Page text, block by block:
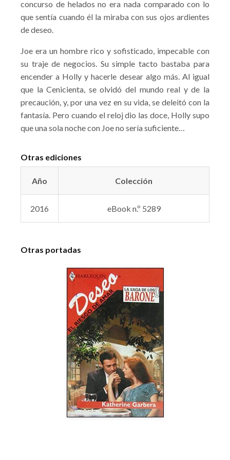
concurso de helados no era nada comparado con lo
que sentía cuando él la miraba con sus ojos ardientes
de deseo.
Joe era un hombre rico y sofisticado, impecable con
su traje de negocios. Su simple tacto bastaba para
encender a Holly y hacerle desear algo más. Al igual
que la Cenicienta, se olvidó del mundo real y de la
precaución, y, por una vez en su vida, se deleitó con la
fantasía. Pero cuando el reloj dio las doce, Holly supo
que una sola noche con Joe no sería suficiente…
Otras ediciones
Año Colección
2016 eBook n.º 5289
Otras portadas